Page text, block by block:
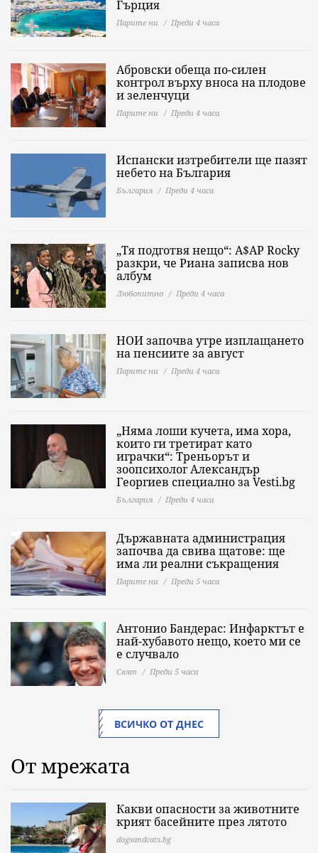
Гърция
Парите ни Преди 4 часа
Абровски обеща по-силен
контрол върху вноса на плодове
и зеленчуци
Парите ни Преди 4 часа
Испански изтребители ще пазят
небето на България
България Преди 4 часа
„Тя подготвя нещо“: A$AP Rocky
разкри, че Риана записва нов
албум
Любопитно Преди 4 часа
НОИ започва утре изплащането
на пенсиите за август
Парите ни Преди 4 часа
„Няма лоши кучета, има хора,
които ги третират като
играчки“: Треньорът и
зоопсихолог Александър
Георгиев специално за Vesti.bg
България Преди 4 часа
Държавната администрация
започва да свива щатове: ще
има ли реални съкращения
Парите ни Преди 5 часа
Антонио Бандерас: Инфарктът е
най-хубавото нещо, което ми се
е случвало
Свят Преди 5 часа
ВСИЧКО ОТ ДНЕС
От мрежата
Какви опасности за животните
крият басейните през лятото
dogsandcats.bg